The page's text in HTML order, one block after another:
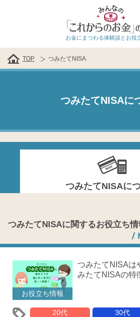
お金にまつわる体験談とお役
TOP つみたてNISA
つみたてNISAに
つみたてNISAに
つみたてNISAに関するお役立ち情
/
お役立ち情報
つみたてNISAは
みたてNISAの特
20代
30代